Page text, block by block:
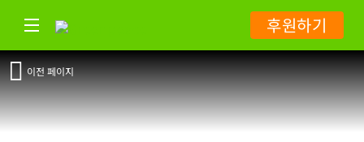
후원하기
이전 페이지